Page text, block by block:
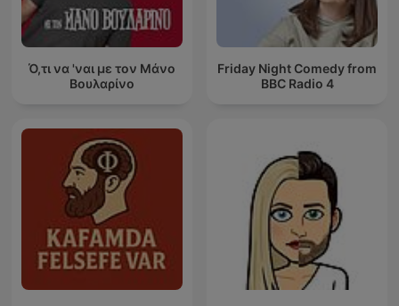
Ό,τι να 'ναι με τον Μάνο
Βουλαρίνο
Friday Night Comedy from
BBC Radio 4